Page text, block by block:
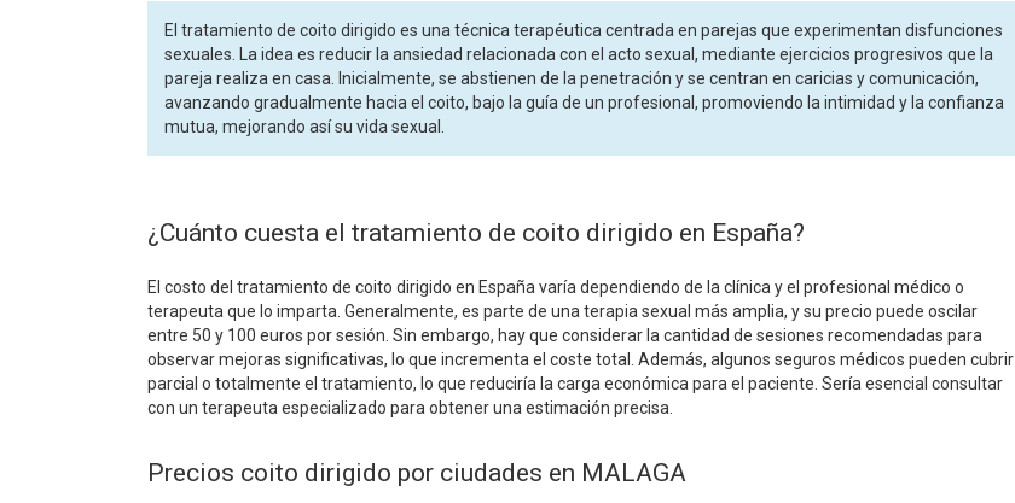
El tratamiento de coito dirigido es una técnica terapéutica centrada en parejas que experimentan disfunciones
sexuales. La idea es reducir la ansiedad relacionada con el acto sexual, mediante ejercicios progresivos que la
pareja realiza en casa. Inicialmente, se abstienen de la penetración y se centran en caricias y comunicación,
avanzando gradualmente hacia el coito, bajo la guía de un profesional, promoviendo la intimidad y la confianza
mutua, mejorando así su vida sexual.
¿Cuánto cuesta el tratamiento de coito dirigido en España?
El costo del tratamiento de coito dirigido en España varía dependiendo de la clínica y el profesional médico o
terapeuta que lo imparta. Generalmente, es parte de una terapia sexual más amplia, y su precio puede oscilar
entre 50 y 100 euros por sesión. Sin embargo, hay que considerar la cantidad de sesiones recomendadas para
observar mejoras significativas, lo que incrementa el coste total. Además, algunos seguros médicos pueden cubrir
parcial o totalmente el tratamiento, lo que reduciría la carga económica para el paciente. Sería esencial consultar
con un terapeuta especializado para obtener una estimación precisa.
Precios coito dirigido por ciudades en MALAGA